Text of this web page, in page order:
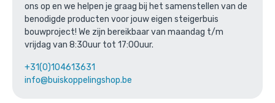
ons op en we helpen je graag bij het samenstellen van de
benodigde producten voor jouw eigen steigerbuis
bouwproject! We zijn bereikbaar van maandag t/m
vrijdag van 8:30uur tot 17:00uur.
+31(0)104613631
info@buiskoppelingshop.be
mm
Gekozen aantal: x1
Productnummer: 1010V11C
€9,64 incl. BTW
€7,97 excl. BTW